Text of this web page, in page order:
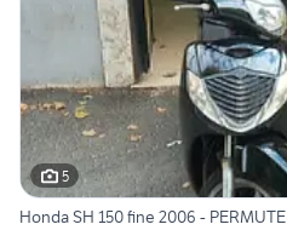
5
Honda SH 150 fine 2006 - PERMUTE